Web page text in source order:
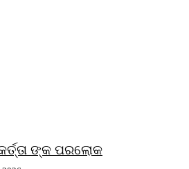
ଙ୍କ ପରଲୋକ